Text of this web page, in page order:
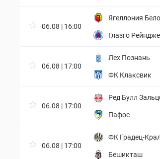
06.08 | 16:00
Ягеллония
Глазго
06.08 | 17:00
Лех Познань
ФК Клаксвик
06.08 | 17:00
Ред Булл
Пафос
06.08 | 17:00
ФК Градец-
Бешикташ